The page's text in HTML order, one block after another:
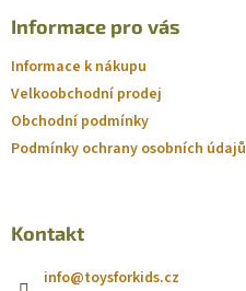
Informace pro vás
Informace k nákupu
Velkoobchodní prodej
Obchodní podmínky
Podmínky ochrany osobních údajů
Kontakt
info@toysforkids.cz